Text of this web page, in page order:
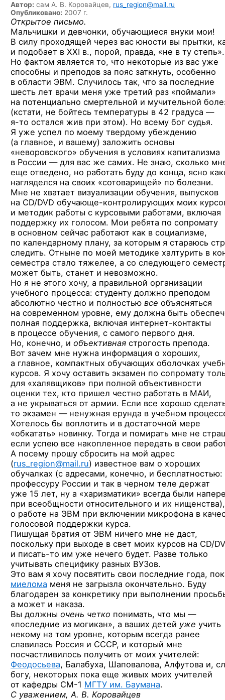
Автор: сам А. В. Коровайцев, rus_region@mail.ru
Опубликовано: 2007 г.
Открытое письмо.
Мальчишки и девчонки, обучающиеся внуки мои!
В силу проходящей через вас юности вы прытки,
и подобает в XXI в., порой, правда, «не в ту степь».
Но фактом является то, что некоторые из вас уже
способны и преподов за пояс заткнуть, особенно
в области ЭВМ. Случилось так, что за последние
шесть лет врачи меня уже третий раз «поймали»
на потенциально смертельной и мучительной
(кстати, не бойтесь температуры в 42 градуса —
я-то остался жив при этом). Но всему бог судья.
Я уже успел по моему твердому убеждению
(а главное, и вашему) заложить основы
«неворовского» обучения в условиях капитализма
в России — для вас же самих. Не знаю, сколько
еще отведено, но работать буду до конца, ясно
нагляделся на своих «сотоварищей» по болезни.
Мне не хватает визуализации обучения, выпусков
на CD/DVD обучающе-контролирующих моих
и методик работы с курсовыми работами, включая
поддержку их голосом. Мои ребята по сопромату
в основном сейчас работают как в социализме,
по календарному плану, за которым я стараюсь
следить. Отныне по моей методике халтурить в
семестра стало тяжелее, а со следующего
может быть, станет и невозможно.
Но я не этого хочу, а правильной организации
учебного процесса: студенту должно преподом
абсолютно честно и полностью все объясняться
на современном уровне, ему должна быть
полная поддержка, включая интернет-контакты
в процессе обучения, с самого первого дня.
Но, конечно, и объективная строгость препода.
Вот зачем мне нужна информация о хороших,
а главное, компактных обучающих оболочках
курсов. Я хочу оставить экзамен по сопромату
для «халявщиков» при полной объективности
оценки тех, кто пришел честно работать в МАИ,
а не укрываться от армии. Если все хорошо
то экзамен — ненужная ерунда в учебном
Хотелось бы воплотить и в достаточной мере
«обкатать» новинку. Тогда и помирать мне не
если успею все накопленное передать в свои
А посему прошу сбросить на мой адрес
(rus_region@mail.ru) известное вам о хороших
обучалках (с адресами, конечно, и бесплатностью:
профессуру России и так в черном теле держат
уже 15 лет, ну а «харизматики» всегда были
при всеобщности относительного и их нищенства),
о работе на ЭВМ при включении микрофона в
голосовой поддержки курса.
Пишущая братия от ЭВМ ничего мне не даст,
поскольку при выходе в свет моих курсов на CD/
и писать-то им уже нечего будет. Разве только
учитывать специфику разных ВУЗов.
Это вам я хочу посвятить свои последние года,
миелома меня не загрызла окончательно. Буду
благодарен за конкретику при выполнении
а может и наказа.
Вы должны очень четко понимать, что мы —
«последние из могикан», а ваших детей уже учить
некому на том уровне, которым всегда ранее
славилась Россия и СССР, и который мне
посчастливилось получить от моих учителей:
Феодосьева, Балабуха, Шаповалова, Алфутова и,
богу, некоторых пока еще живых моих учителей
от кафедры СМ-1 МГТУ им. Баумана.
С уважением, А. В. Коровайцев